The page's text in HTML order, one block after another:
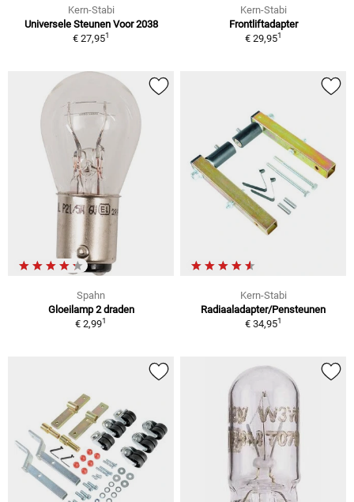
Kern-Stabi
Universele Steunen Voor 2038
€ 27,951
Kern-Stabi
Frontliftadapter
€ 29,951
Spahn
Gloeilamp 2 draden
€ 2,991
Kern-Stabi
Radiaaladapter/Pensteunen
€ 34,951